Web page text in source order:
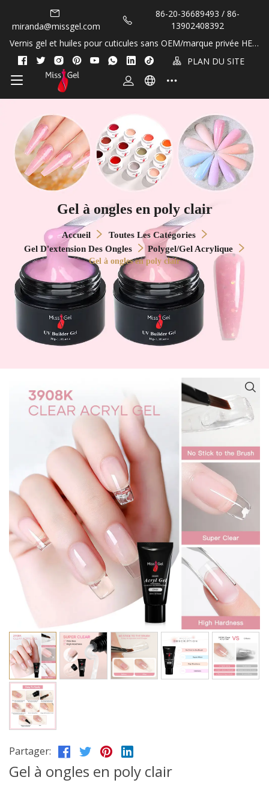
miranda@missgel.com
86-20-36689493 / 86-
13902408392
Vernis gel et huiles pour cuticules sans OEM/marque privée HEM
A et TPO&nbsp;!
PLAN DU SITE
Gel à ongles en poly clair
Accueil
Toutes Les Catégories
Gel D'extension Des Ongles
Polygel/gel Acrylique
Gel à ongles en poly clair
Partager:
Gel à ongles en poly clair